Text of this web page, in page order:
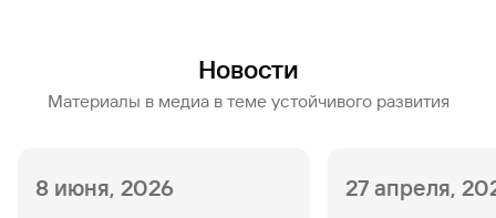
Новости
Материалы в медиа в теме устойчивого развития
8 июня, 2026 27 апреля,